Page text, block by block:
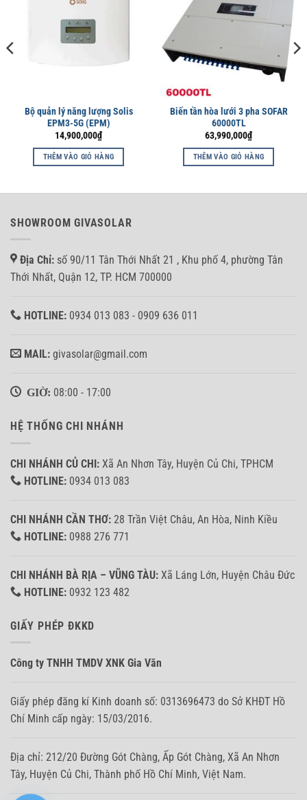
Bộ quản lý năng lượng Solis
EPM3-5G (EPM)
14,900,000₫
THÊM VÀO GIỎ HÀNG
Biến tần hòa lưới 3 pha SOFAR
60000TL
63,990,000₫
THÊM VÀO GIỎ HÀNG
SHOWROOM GIVASOLAR
Địa Chỉ: số 90/11 Tân Thới Nhất 21 , Khu phố 4, phường Tân
Thới Nhất, Quận 12, TP. HCM 700000
HOTLINE: 0934 013 083 - 0909 636 011
MAIL: givasolar@gmail.com
GIỜ: 08:00 - 17:00
HỆ THỐNG CHI NHÁNH
CHI NHÁNH CỦ CHI: Xã An Nhơn Tây, Huyện Củ Chi, TPHCM
HOTLINE: 0934 013 083
CHI NHÁNH CẦN THƠ: 28 Trần Việt Châu, An Hòa, Ninh Kiều
HOTLINE: 0988 276 771
CHI NHÁNH BÀ RỊA – VŨNG TÀU: Xã Láng Lớn, Huyện Châu Đức
HOTLINE: 0932 123 482
GIẤY PHÉP ĐKKD
Công ty TNHH TMDV XNK Gia Văn
Giấy phép đăng kí Kinh doanh số: 0313696473 do Sở KHĐT Hồ
Chí Minh cấp ngày: 15/03/2016.
Địa chỉ: 212/20 Đường Gót Chàng, Ấp Gót Chàng, Xã An Nhơn
Tây, Huyện Củ Chi, Thành phố Hồ Chí Minh, Việt Nam.